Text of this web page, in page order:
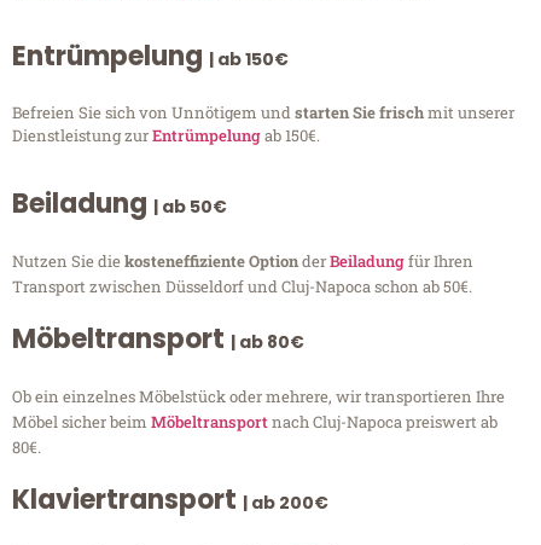
Entrümpelung | ab 150€
Befreien Sie sich von Unnötigem undstarten Sie frischmit unserer
Dienstleistung zurEntrümpelungab 150€.
Beiladung | ab 50€
Nutzen Sie diekosteneffiziente OptionderBeiladungfür Ihren
Transport zwischen Düsseldorf und Cluj-Napoca schon ab 50€.
Möbeltransport | ab 80€
Ob ein einzelnes Möbelstück oder mehrere, wir transportieren Ihre
Möbel sicher beim Möbeltransportnach Cluj-Napoca preiswert ab
80€.
Klaviertransport | ab 200€